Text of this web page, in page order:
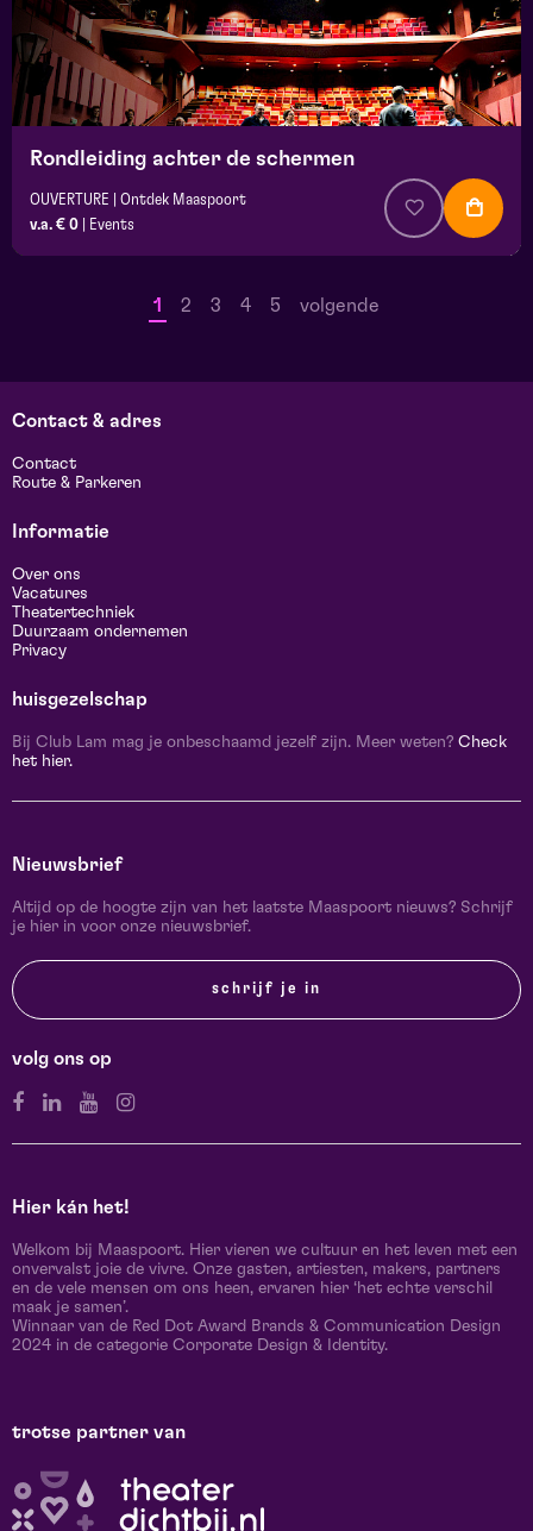
Rondleiding achter de schermen
OUVERTURE | Ontdek Maaspoort
v.a. € 0
Events
1 2 3 4 5 volgende
Contact & adres
Contact
Route & Parkeren
Informatie
Over ons
Vacatures
Theatertechniek
Duurzaam ondernemen
Privacy
huisgezelschap
Bij Club Lam mag je onbeschaamd jezelf zijn. Meer weten? Check
het hier.
Nieuwsbrief
Altijd op de hoogte zijn van het laatste Maaspoort nieuws? Schrijf
je hier in voor onze nieuwsbrief.
schrijf je in
volg ons op
Hier kán het!
Welkom bij Maaspoort. Hier vieren we cultuur en het leven met een
onvervalst joie de vivre. Onze gasten, artiesten, makers, partners
en de vele mensen om ons heen, ervaren hier ‘het echte verschil
maak je samen’.
Winnaar van de Red Dot Award Brands & Communication Design
2024 in de categorie Corporate Design & Identity.
trotse partner van